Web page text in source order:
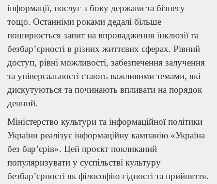
інформації, послуг з боку держави та бізнесу
тощо. Останніми роками дедалі більше
поширюється запит на впровадження інклюзії та
безбар’єрності в різних життєвих сферах. Рівний
доступ, рівні можливості, забезпечення залучення
та універсальності стають важливими темами, які
дискутуються та починають впливати на порядок
денний.
Міністерство культури та інформаційної політики
України реалізує інформаційну кампанію «Україна
без бар’єрів». Цей проєкт покликаний
популяризувати у суспільстві культуру
безбар’єрності як філософію гідності та прийняття.